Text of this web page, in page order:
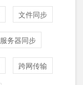
文件同步
服务器同步
跨网传输